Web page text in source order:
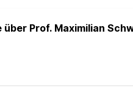
über Prof. Maximilian